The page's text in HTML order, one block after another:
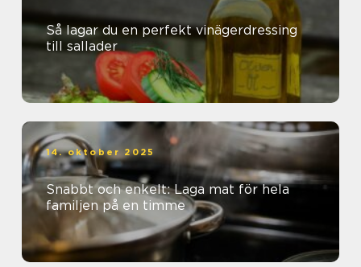
Så lagar du en perfekt vinägerdressing
till sallader
14. oktober 2025
Snabbt och enkelt: Laga mat för hela
familjen på en timme